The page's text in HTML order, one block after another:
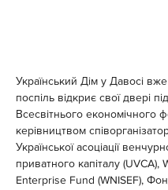
Український Дім у Давосі вже
поспіль відкриє свої двері
Всесвітнього економічного
керівництвом
Української асоціації
приватного капіталу (UVCA),
Enterprise Fund (WNISEF),